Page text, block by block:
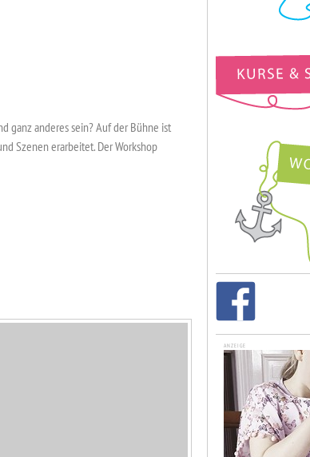
ganz anderes sein? Auf der Bühne ist
Szenen erarbeitet. Der Workshop
ANZEIGE